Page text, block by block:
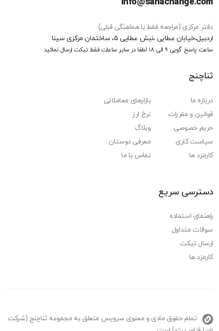
دفتر مرکزی (مراجعه فقط با هماهنگی قبلی)
اردبیل،خیابان عطایی ،نبش عطایی ۵، ساختمان مرکزی سینا
ساعت پاسخ گویی ۹ الی ۱۸ لطفا در سایر ساعات فقط تیکت ارسال نمائید
ثناچنج
درباره ما
قوانین و مقررات
حریم خصوصی
سیاست کاری
کارمزد ها
بازارهای معاملاتی
نرخ ارز
وبلاگ
معرفی دوستان
تماس با ما
دسترسی سریع
راهنمای استفاده
سوالات متداول
ارسال تیکت
کارمزد ها
تمام حقوق مادی و معنوی سرویس متعلق به مجموعه ثناچنج (شرکت